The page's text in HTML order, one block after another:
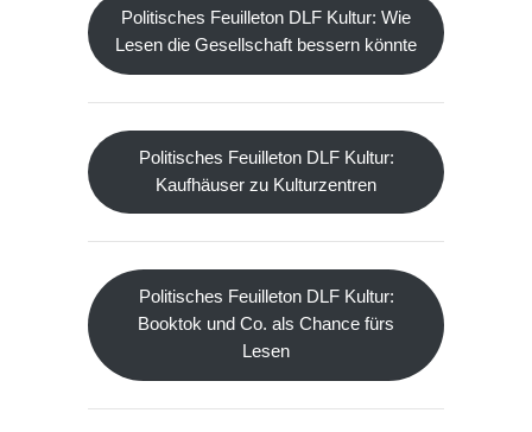
Politisches Feuilleton DLF Kultur: Wie
Lesen die Gesellschaft bessern könnte
Politisches Feuilleton DLF Kultur:
Kaufhäuser zu Kulturzentren
Politisches Feuilleton DLF Kultur:
Booktok und Co. als Chance fürs
Lesen